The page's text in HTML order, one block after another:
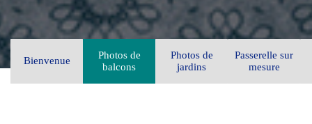
Bienvenue
Photos de
balcons
Photos de
jardins
Passerelle sur
mesure